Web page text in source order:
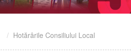
Hotărârile Consiliului Local